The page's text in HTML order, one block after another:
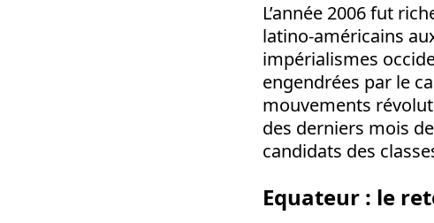
L’année 2006 fut
latino-américains
impérialismes
engendrées par le
mouvements
des derniers mois
candidats des
Equateur : le